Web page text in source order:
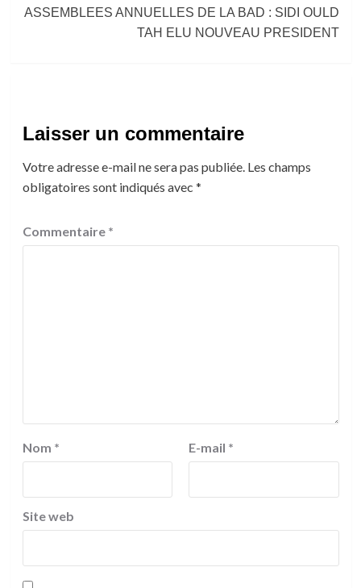
ASSEMBLEES ANNUELLES DE LA BAD : SIDI OULD
TAH ELU NOUVEAU PRESIDENT
Laisser un commentaire
Votre adresse e-mail ne sera pas publiée. Les champs
obligatoires sont indiqués avec *
Commentaire *
Nom * E-mail *
Site web